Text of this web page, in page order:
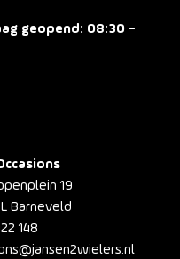
geopend: 08:30 -
19
Barneveld
148